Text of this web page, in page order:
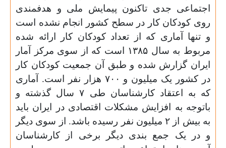
اجتماعی جدی تاکنون پیمایش ملی و هدفمندی
روی کودکان کار در سطح کشور انجام نشده است
و تنها آماری که از تعداد کودکان کار ارائه شده
مربوط به سال ۱۳۸۵ است که از سوی مرکز آمار
ایران گزارش شده و طبق آن جمعیت کودکان کار
در کشور یک میلیون و ۷۰۰ هزار نفر است. آماری
که به اعتقاد کارشناسان طی ۷ سال گذشته و
باتوجه به افزایش مشکلات اقتصادی در ایران باید
به بیش از ۲ میلیون نفر رسیده باشد. از سوی دیگر
و در یک جمع بندی دیگر برخی از کارشناسان